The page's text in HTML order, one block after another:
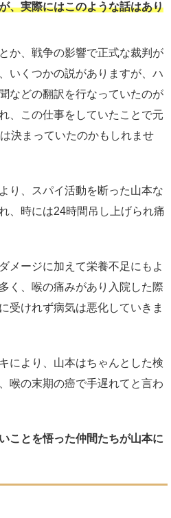
、実際にはこのような話はあり
か、戦争の影響で正式な裁判が
いくつかの説がありますが、ハ
などの翻訳を行なっていたのが
、この仕事をしていたことで元
決まっていたのかもしれませ
り、スパイ活動を断った山本な
、時には24時間吊し上げられ痛
メージに加えて栄養不足にもよ
く、喉の痛みがあり入院した際
受けれず病気は悪化していきま
により、山本はちゃんとした検
喉の末期の癌で手遅れてと言わ
ことを悟った仲間たちが山本に